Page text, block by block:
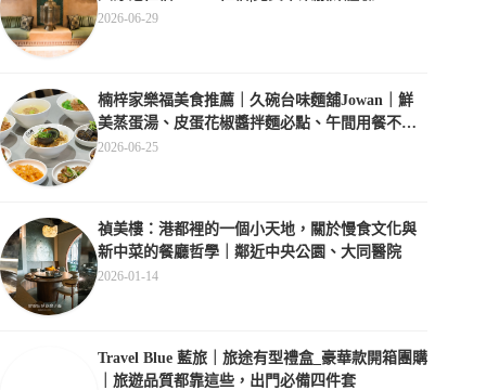
2026-06-29
楠梓家樂福美食推薦｜久碗台味麵舖Jowan｜鮮
美蒸蛋湯、皮蛋花椒醬拌麵必點、午間用餐不休
息超方便
2026-06-25
禎美樓：港都裡的一個小天地，關於慢食文化與
新中菜的餐廳哲學｜鄰近中央公園、大同醫院
2026-01-14
Travel Blue 藍旅｜旅途有型禮盒_豪華款開箱團購
｜旅遊品質都靠這些，出門必備四件套